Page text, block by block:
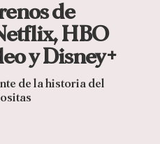
de
HBO
y Disney+
de la historia del